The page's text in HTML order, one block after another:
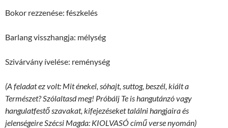
Bokor rezzenése: fészkelés
Barlang visszhangja: mélység
Szivárvány ívelése: reménység
(A feladat ez volt: Mit énekel, sóhajt, suttog, beszél, kiált a
Természet? Szólaltasd meg! Próbálj Te is hangutánzó vagy
hangulatfestő szavakat, kifejezéseket találni hangjaira és
jelenségeire Szécsi Magda: KIOLVASÓ című verse nyomán)